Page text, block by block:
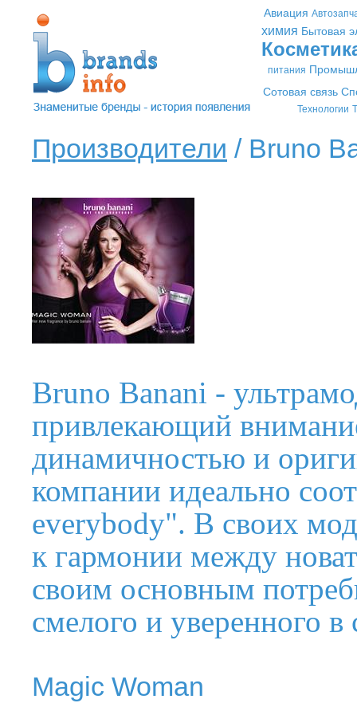
Авиация
химия Бытовая
питания
Сотовая связь
Технологии
Производители / Bruno
Bruno Banani -
привлекающий
динамичностью и
компании идеально
everybody". В своих
к гармонии между
своим основным
смелого и уверенного в
Magic Woman